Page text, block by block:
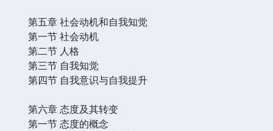
第五章 社会动机和自我知觉
第一节 社会动机
第二节 人格
第三节 自我知觉
第四节 自我意识与自我提升
第六章 态度及其转变
第一节 态度的概念